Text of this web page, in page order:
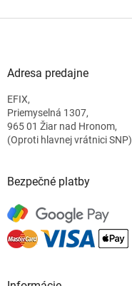
Adresa predajne
EFIX,
Priemyselná 1307,
965 01 Žiar nad Hronom,
(Oproti hlavnej vrátnici SNP)
Bezpečné platby